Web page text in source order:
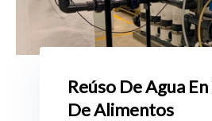
Reúso De Agua
De Alimentos